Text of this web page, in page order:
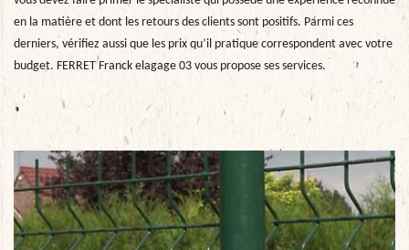
en la matière et dont les retours des clients sont positifs. Parmi ces
derniers, vérifiez aussi que les prix qu’il pratique correspondent avec votre
budget. FERRET Franck elagage 03 vous propose ses services.